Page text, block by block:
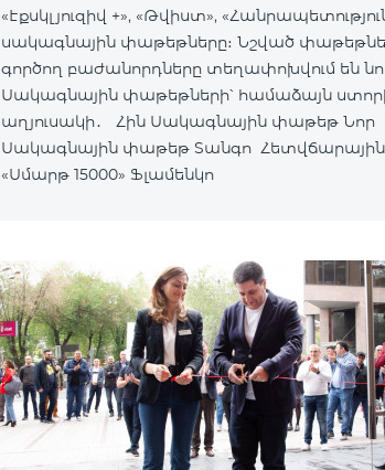
«Էքսկլյուզիվ +», «Թվիստ»,
սակագնային փաթեթները։ Նշված
գործող բաժանորդները տեղափոխվում են
Սակագնային փաթեթների՝ համաձայն
աղյուսակի․ Հին Սակագնային փաթեթ Նոր
Սակագնային փաթեթ Տանգո Հետվճարային
«Սմարթ 15000» Ֆլամենկո